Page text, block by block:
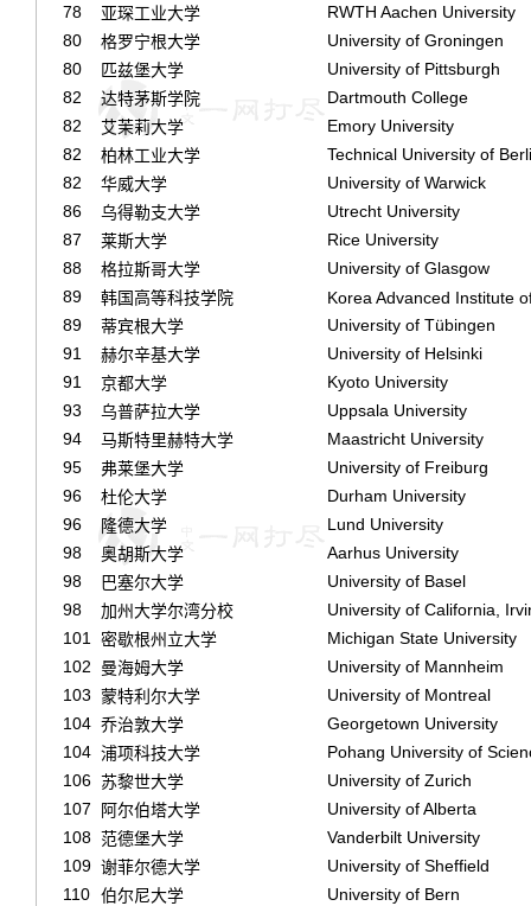
78
亚琛工业大学
RWTH Aachen University
80
格罗宁根大学
University of Groningen
80
匹兹堡大学
University of Pittsburgh
82
达特茅斯学院
Dartmouth College
82
艾茉莉大学
Emory University
82
柏林工业大学
Technical University of
82
华威大学
University of Warwick
86
乌得勒支大学
Utrecht University
87
莱斯大学
Rice University
88
格拉斯哥大学
University of Glasgow
89
韩国高等科技学院
Korea Advanced Institute
89
蒂宾根大学
University of Tübingen
91
赫尔辛基大学
University of Helsinki
91
京都大学
Kyoto University
93
乌普萨拉大学
Uppsala University
94
马斯特里赫特大学
Maastricht University
95
弗莱堡大学
University of Freiburg
96
杜伦大学
Durham University
96
隆德大学
Lund University
98
奥胡斯大学
Aarhus University
98
巴塞尔大学
University of Basel
98
加州大学尔湾分校
University of California,
101
密歇根州立大学
Michigan State University
102
曼海姆大学
University of Mannheim
103 蒙特利尔大学
University of Montreal
104 乔治敦大学
Georgetown University
104 浦项科技大学
Pohang University of
106 苏黎世大学
University of Zurich
107
阿尔伯塔大学
University of Alberta
108 范德堡大学
Vanderbilt University
109 谢菲尔德大学
University of Sheffield
110 伯尔尼大学
University of Bern